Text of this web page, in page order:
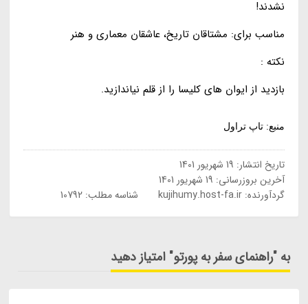
نشدند!
مناسب برای: مشتاقان تاریخ، عاشقان معماری و هنر
نکته :
بازدید از ایوان های کلیسا را از قلم نیاندازید.
منبع: تاپ تراول
تاریخ انتشار: 19 شهریور 1401
آخرین بروزرسانی: 19 شهریور 1401
گردآورنده:kujihumy.host-fa.ir شناسه مطلب: 10792
به "راهنمای سفر به پورتو" امتیاز دهید